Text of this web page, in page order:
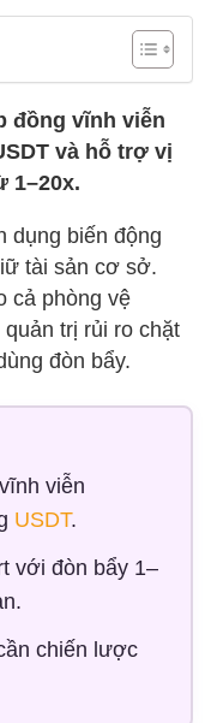
đồng vĩnh viễn
và hỗ trợ vị
1–20x.
dụng biến động
tài sản cơ sở.
cả phòng vệ
trị rủi ro chặt
đòn bẩy.
viễn
USDT.
với đòn bẩy 1–
chiến lược